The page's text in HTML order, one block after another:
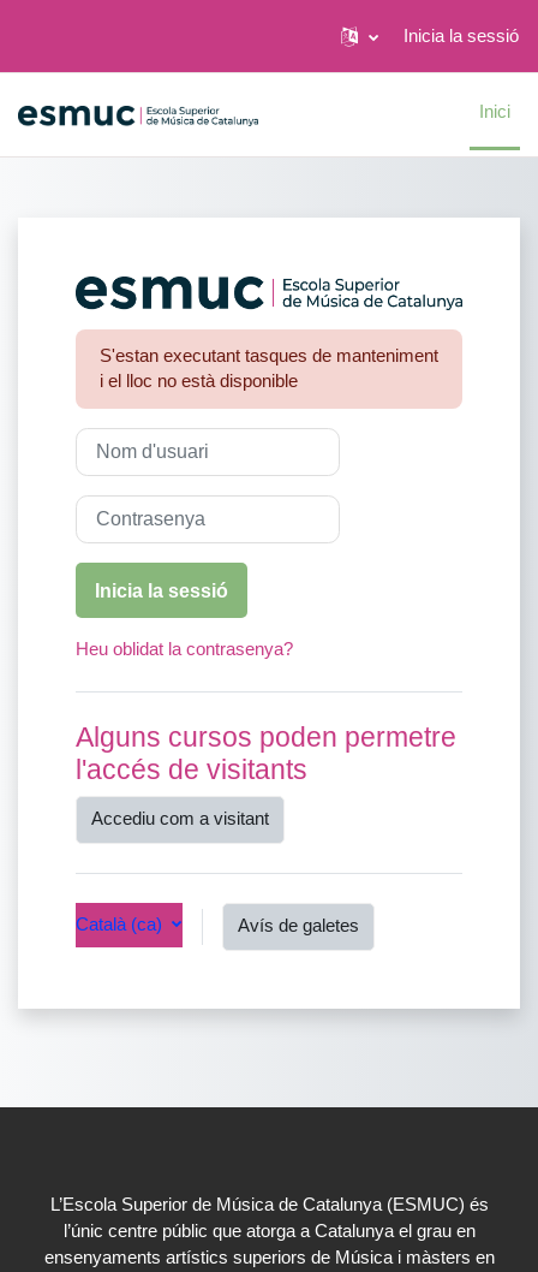
Inicia la sessió
Inici
Inicia la sessió
S'estan executant tasques de manteniment
i el lloc no està disponible
Nom d'usuari
Contrasenya
Inicia la sessió
Heu oblidat la contrasenya?
Alguns cursos poden permetre
l'accés de visitants
Accediu com a visitant
Català ‎(ca)‎ Avís de galetes
L’Escola Superior de Música de Catalunya (ESMUC) és
l’únic centre públic que atorga a Catalunya el grau en
ensenyaments artístics superiors de Música i màsters en